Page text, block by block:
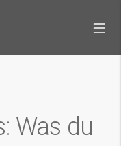
Was du